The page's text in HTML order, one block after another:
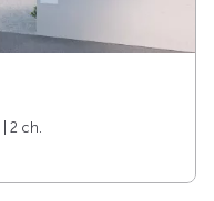
| 2 ch.